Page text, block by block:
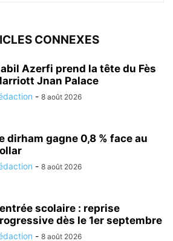
CONNEXES
Azerfi prend la tête du Fès
Jnan Palace
- 8 août 2026
dirham gagne 0,8 % face au
- 8 août 2026
scolaire : reprise
dès le 1er septembre
- 8 août 2026